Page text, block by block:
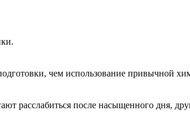
чем использование привычной
расслабиться после насыщенного дня,